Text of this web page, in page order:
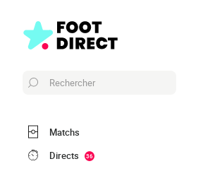
Rechercher
Matchs
Directs
36